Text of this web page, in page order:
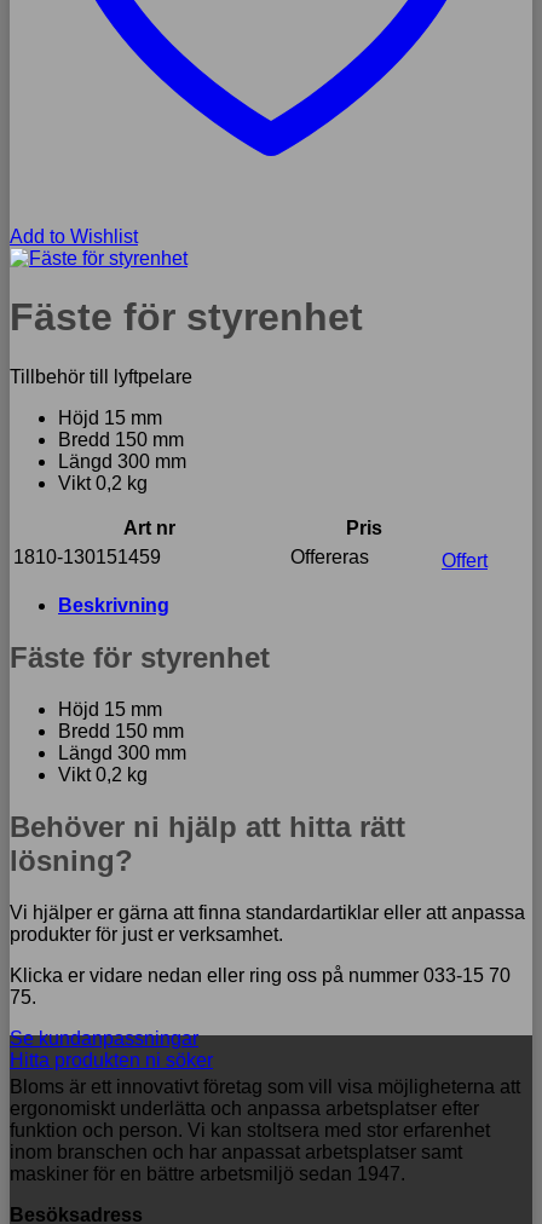
Add to Wishlist
Fäste för styrenhet
Tillbehör till lyftpelare
Höjd 15 mm
Bredd 150 mm
Längd 300 mm
Vikt 0,2 kg
Art nr
Pris
1810-130151459
Offereras Offert
Beskrivning
Fäste för styrenhet
Höjd 15 mm
Bredd 150 mm
Längd 300 mm
Vikt 0,2 kg
Behöver ni hjälp att hitta rätt
lösning?
Vi hjälper er gärna att finna standardartiklar eller att anpassa
produkter för just er verksamhet.
Klicka er vidare nedan eller ring oss på nummer 033-15 70
75.
Se kundanpassningar
Hitta produkten ni söker
Bloms är ett innovativt företag som vill visa möjligheterna att
ergonomiskt underlätta och anpassa arbetsplatser efter
funktion och person. Vi kan stoltsera med stor erfarenhet
inom branschen och har anpassat arbetsplatser samt
maskiner för en bättre arbetsmiljö sedan 1947.
Besöksadress